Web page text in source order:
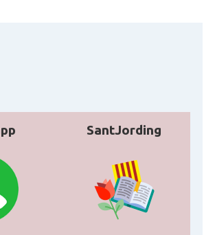
Catalans a JENA
Catalans a KAISERSLAUTERN
Catalans a Karlsruhe
SantJording